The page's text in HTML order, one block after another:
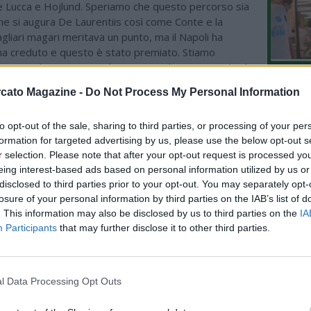
Magazine - Do Not Process My Personal Information
opt-out of the sale, sharing to third parties, or processing of your
for targeted advertising by us, please use the below opt-out
selection. Please note that after your opt-out request is processed
interest-based ads based on personal information utilized by us
to third parties prior to your opt-out. You may separately
of your personal information by third parties on the IAB’s list of
This information may also be disclosed by us to third parties on the
Participants that may further disclose it to other third parties.
Data Processing Opt Outs
Lucca e Hojlund. Speriamo che questo percorso sia
si augura De Laurentiis così come Conte e la
magari meritava un punto, ma il Napoli ha
creduto e questo è stato premiato. Stiamo
squadra composta da giovani e da Pisacane che è
stato sorpreso della loro prestazione. Questo
deve lottare, ma ha una predisposizione al
squadra. La maturità del Napoli? E’ una squadra
sa soffrire. In questo momento, nelle prime partite, la
fatto poco, ma dopo due partite di campionato io
non sarei dell’idea di mettere subito la croce su
dall’infortunio di Lukaku, sarei stato sorpreso
rimasto solo con Lucca e Lukaku. Anche con
pazienza, deve essere integrato nella squadra,
il passato. Serve pazienza, la stagione è lunga. De
del